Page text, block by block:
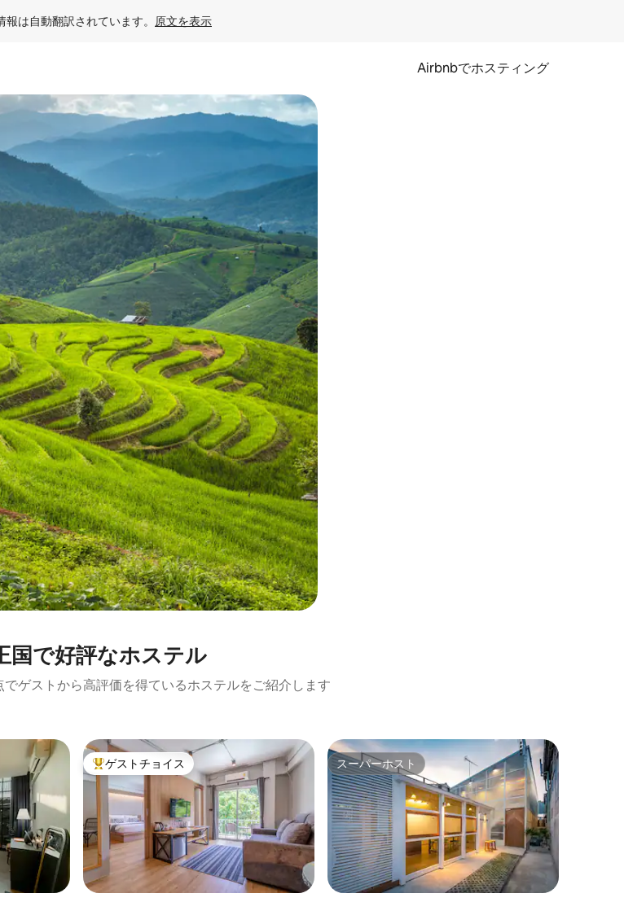
報は自動翻訳されています。 原文を表示
Airbnbでホスティング
チまたはスワイプして検索結果を確認することができます。
国で好評なホステル
ゲストから高評価を得ているホステルをご紹介します
大好評のゲストチョイスです。
ゲストチョイス スーパーホスト
スーパーホスト